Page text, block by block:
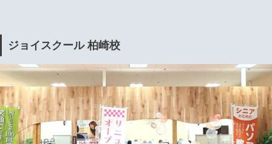
ジョイスクール 柏崎校